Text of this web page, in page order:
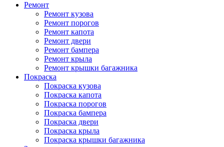
Ремонт
Ремонт кузова
Ремонт порогов
Ремонт капота
Ремонт двери
Ремонт бампера
Ремонт крыла
Ремонт крышки багажника
Покраска
Покраска кузова
Покраска капота
Покраска порогов
Покраска бампера
Покраска двери
Покраска крыла
Покраска крышки багажника